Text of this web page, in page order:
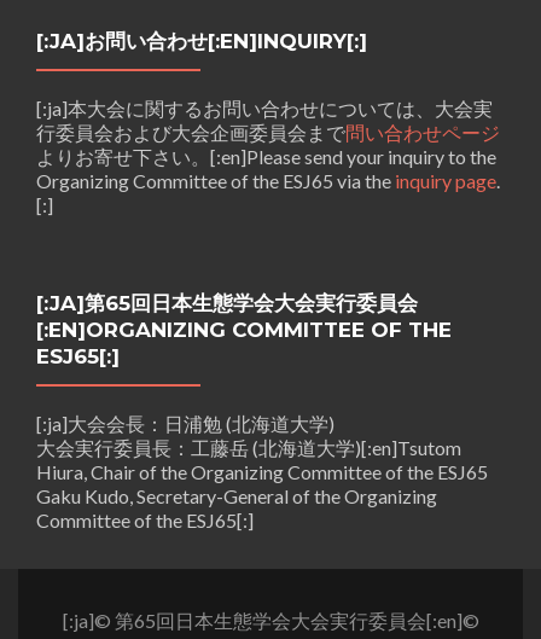
[:JA]お問い合わせ[:EN]INQUIRY[:]
[:ja]本大会に関するお問い合わせについては、大会実
行委員会および大会企画委員会まで問い合わせページ
よりお寄せ下さい。[:en]Please send your inquiry to the
Organizing Committee of the ESJ65 via the inquiry page.
[:]
[:JA]第65回日本生態学会大会実行委員会
[:EN]ORGANIZING COMMITTEE OF THE
ESJ65[:]
[:ja]大会会長：日浦勉 (北海道大学)
大会実行委員長：工藤岳 (北海道大学)[:en]Tsutom
Hiura, Chair of the Organizing Committee of the ESJ65
Gaku Kudo, Secretary-General of the Organizing
Committee of the ESJ65[:]
[:ja]© 第65回日本生態学会大会実行委員会[:en]©